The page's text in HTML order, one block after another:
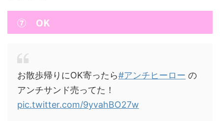
⑦ OK
お散歩帰りにOK寄ったら#アンチヒーロー の
アンチサンド売ってた！
pic.twitter.com/9yvahBO27w